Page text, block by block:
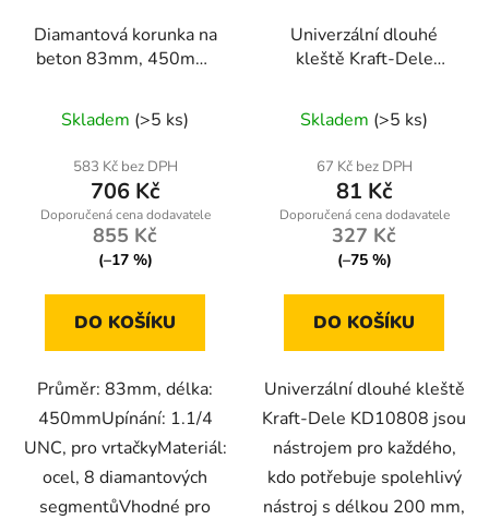
Diamantová korunka na
beton 83mm, 450mm,
Skladem (>5 ks)
583 Kč bez DPH
706 Kč
855 Kč
(–17 %)
DO KOŠÍKU
Průměr: 83mm, délka:
450mmUpínání: 1.1/4
UNC, pro vrtačkyMateriál:
ocel, 8 diamantových
segmentůVhodné pro
Univerzální dlouhé
kleště Kraft-Dele
protiskluzová rukojeť
Skladem (>5 ks)
67 Kč bez DPH
81 Kč
327 Kč
(–75 %)
DO KOŠÍKU
Univerzální dlouhé kleště
Kraft-Dele KD10808 jsou
nástrojem pro každého,
kdo potřebuje spolehlivý
nástroj s délkou 200 mm,